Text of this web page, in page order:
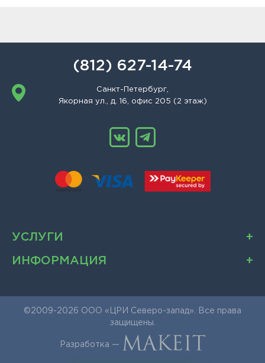
(812) 627-14-74
Санкт-Петербург,
Якорная ул., д. 16, офис 205 (2 этаж)
УСЛУГИ
ИНФОРМАЦИЯ
©2009-2026 ООО «ЦРИ Северо-запад». Все права
защищены.
Разработка —